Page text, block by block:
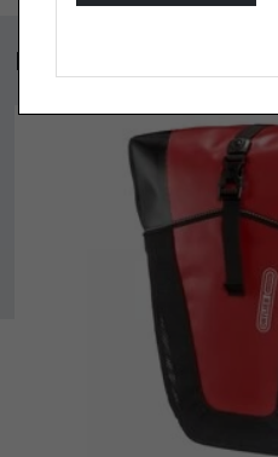
Podobne produkty